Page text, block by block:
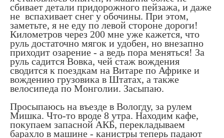
сбивает детали придорожного пейзажа, и даже
не вспахивает снег у обочины. При этом,
заметьте, я не еду по левой стороне дороги!
Километров через 200 мне уже кажется, что
руль достаточно мягок и удобен, но внезапно
приходит озарение - а ведь пора меняться! За
руль садится Вовка, чей стаж вождения
сводится к поездкам на Витаре по Африке и
вождению грузовика в Штатах, а также
велосипеда по Монголии. Засыпаю.
Просыпаюсь на въезде в Вологду, за рулем
Мишка. Что-то вроде 8 утра. Находим кафе,
покупаем запасной АКБ, перекладываем
барахло в машине - канистры теперь падают